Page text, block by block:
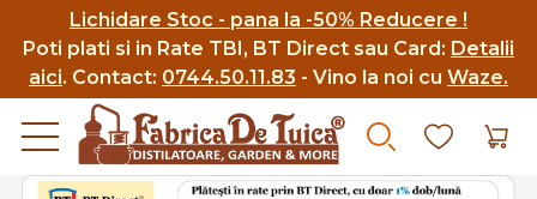
Lichidare Stoc - pana la -50% Reducere !
Poti plati si in Rate TBI, BT Direct sau Card: Detalii
aici. Contact: 0744.50.11.83 - Vino la noi cu Waze.